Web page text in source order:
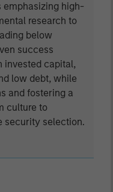
high-
research to
below
success
invested capital,
low debt, while
and fostering a
culture to
security selection.